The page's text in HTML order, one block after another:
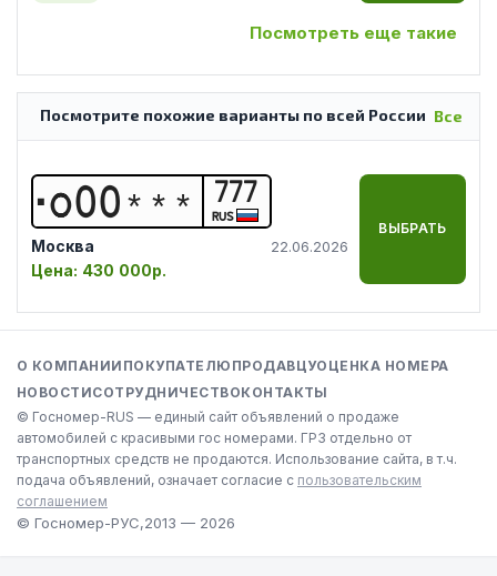
Посмотреть еще такие
Все
Посмотрите похожие варианты по всей России
О00 * * * 777
RUS
Москва 22.06.2026
Цена: 430 000р.
ВЫБРАТЬ
© Госномер-RUS — единый сайт объявлений о продаже
автомобилей с красивыми гос номерами. ГРЗ отдельно от
транспортных средств не продаются. Использование сайта, в т.ч.
подача объявлений, означает согласие с пользовательским
соглашением
О КОМПАНИИ ПОКУПАТЕЛЮ ПРОДАВЦУОЦЕНКА НОМЕРА
НОВОСТИСОТРУДНИЧЕСТВОКОНТАКТЫ
© Госномер-РУС,2013 — 2026